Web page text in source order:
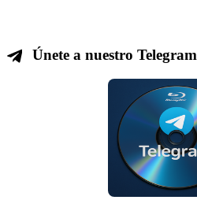
Únete a nuestro Telegram